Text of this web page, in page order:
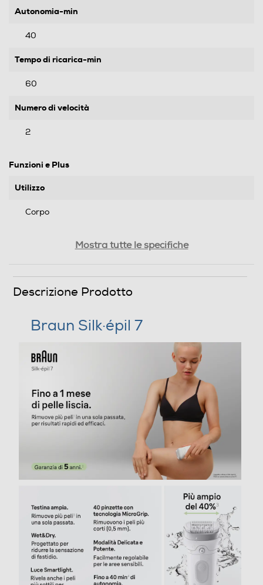
Autonomia-min
40
Tempo di ricarica-min
60
Numero di velocità
2
Funzioni e Plus
Utilizzo
Corpo
Ricarica rapida
Regolazione altezza taglio
Testina di rasatura
Testina di depilazione
Testina zone sensibili
Mostra tutte le specifiche
Descrizione Prodotto
Braun Silk·épil 7